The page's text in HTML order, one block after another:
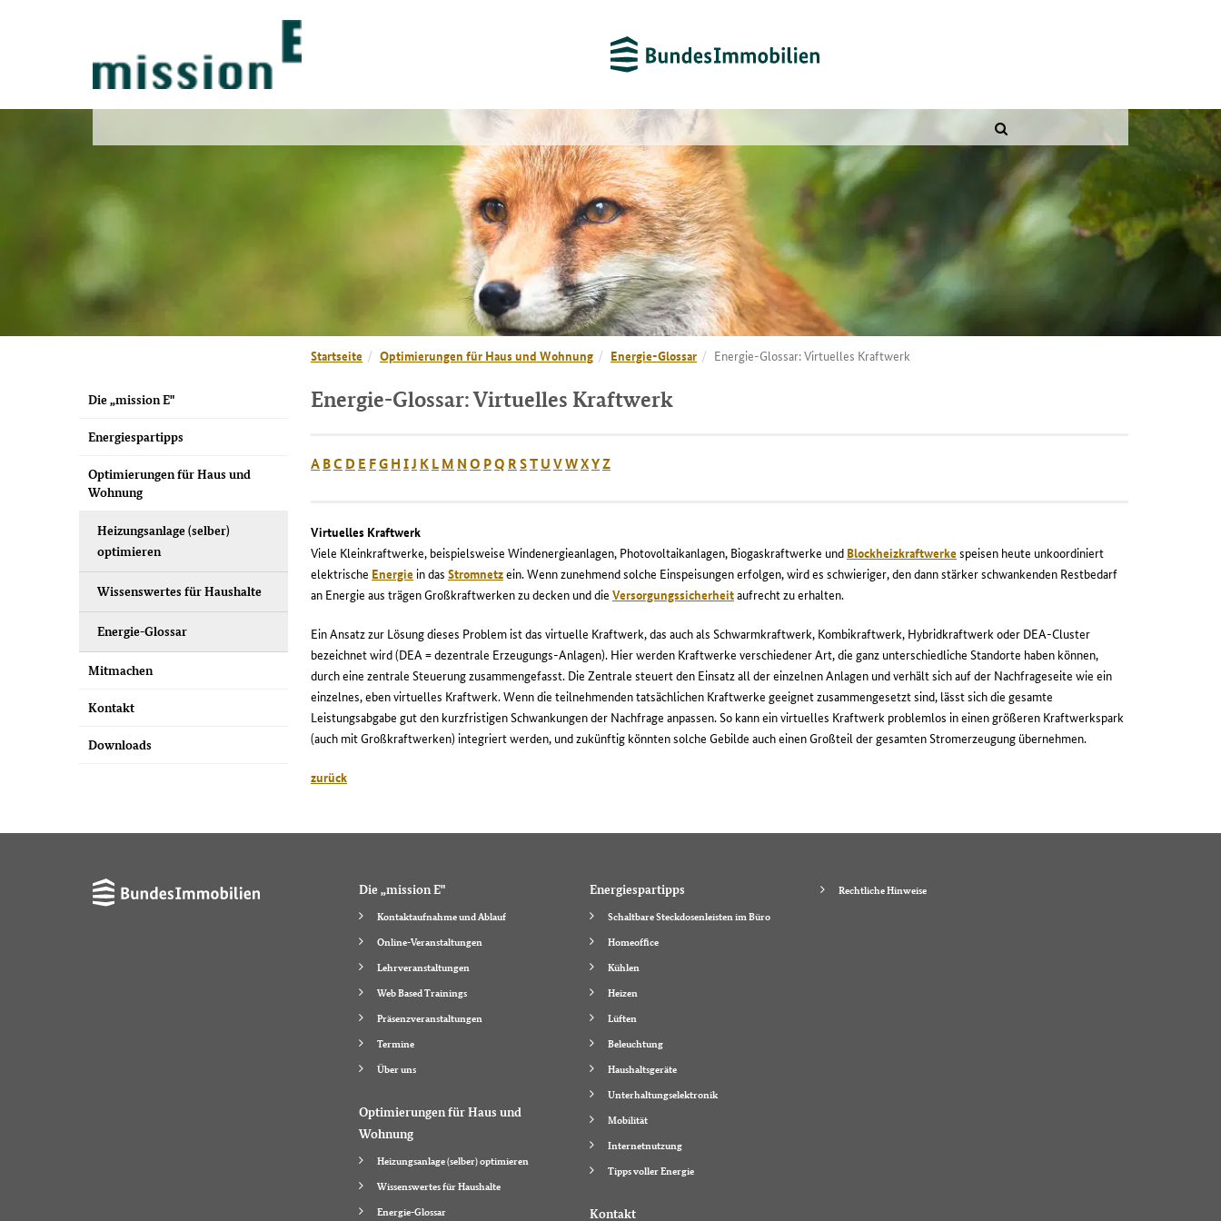
Die „mission E"
Energiespartipps
Optimierungen für Haus und
Wohnung
Heizungsanlage (selber)
optimieren
Wissenswertes für Haushalte
Energie-Glossar
Mitmachen
Kontakt
Downloads
Startseite Optimierungen für Haus und Wohnung Energie-Glossar Energie-Glossar: Virtuelles Kraftwerk
Energie-Glossar: Virtuelles Kraftwerk
ABC D E FGHIJ KLM NO PQ RSTUVWXYZ
Virtuelles Kraftwerk
Viele Kleinkraftwerke, beispielsweise Windenergieanlagen, Photovoltaikanlagen, Biogaskraftwerke und Blockheizkraftwerke speisen heute unkoordiniert
elektrische Energie in das Stromnetzein. Wenn zunehmend solche Einspeisungen erfolgen, wird es schwieriger, den dann stärker schwankenden Restbedarf
an Energie aus trägen Großkraftwerken zu decken und die Versorgungssicherheitaufrecht zu erhalten.
Ein Ansatz zur Lösung dieses Problem ist das virtuelle Kraftwerk, das auch als Schwarmkraftwerk, Kombikraftwerk, Hybridkraftwerk oder DEA-Cluster
bezeichnet wird (DEA = dezentrale Erzeugungs-Anlagen). Hier werden Kraftwerke verschiedener Art, die ganz unterschiedliche Standorte haben können,
durch eine zentrale Steuerung zusammengefasst. Die Zentrale steuert den Einsatz all der einzelnen Anlagen und verhält sich auf der Nachfrageseite wie ein
einzelnes, eben virtuelles Kraftwerk. Wenn die teilnehmenden tatsächlichen Kraftwerke geeignet zusammengesetzt sind, lässt sich die gesamte
Leistungsabgabe gut den kurzfristigen Schwankungen der Nachfrage anpassen. So kann ein virtuelles Kraftwerk problemlos in einen größeren Kraftwerkspark
(auch mit Großkraftwerken) integriert werden, und zukünftig könnten solche Gebilde auch einen Großteil der gesamten Stromerzeugung übernehmen.
zurück
Die „mission E"
Kontaktaufnahme und Ablauf
Online-Veranstaltungen
Lehrveranstaltungen
Web Based Trainings
Präsenzveranstaltungen
Termine
Über uns
Optimierungen für Haus und
Wohnung
Heizungsanlage (selber) optimieren
Wissenswertes für Haushalte
Energie-Glossar
Energiespartipps
Schaltbare Steckdosenleisten im Büro
Homeoffice
Kühlen
Heizen
Lüften
Beleuchtung
Haushaltsgeräte
Unterhaltungselektronik
Mobilität
Internetnutzung
Tipps voller Energie
Kontakt
Rechtliche Hinweise